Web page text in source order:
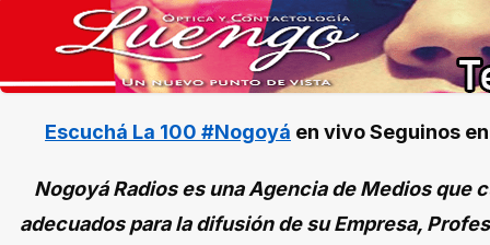
Escuchá La 100 #Nogoyá en vivoSeguinos
Nogoyá Radios es una Agencia de Medios
adecuados para la difusión de su Empresa,